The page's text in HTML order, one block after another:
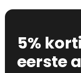
5%
eerste